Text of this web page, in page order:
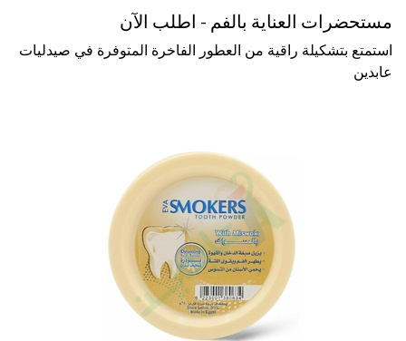
مستحضرات العناية بالفم - اطلب الآن
استمتع بتشكيلة راقية من العطور الفاخرة المتوفرة في صيدليات
عابدين